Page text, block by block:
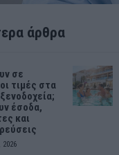
άρθρα
σε
τιμές στα
έσοδα,
και
2026